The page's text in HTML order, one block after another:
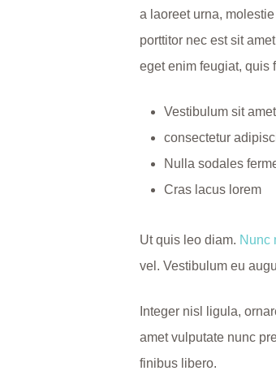
a laoreet urna,
porttitor nec est sit
eget enim feugiat, quis
Vestibulum sit amet
consectetur
Nulla sodales
Cras lacus lorem
Ut quis leo diam. Nunc
vel. Vestibulum eu
Integer nisl ligula,
amet vulputate nunc
finibus libero.